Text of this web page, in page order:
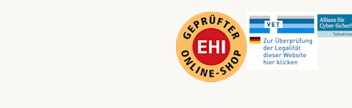
Method Security